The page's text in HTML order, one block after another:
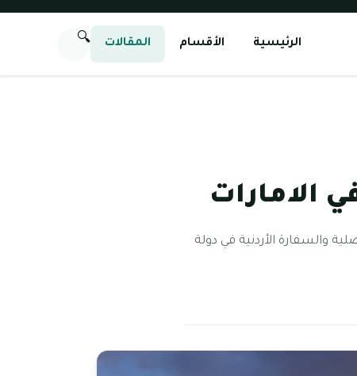
الرئيسية الأقسام المقالات 🔍
الامارات
والسفارة الأردنية في دولة